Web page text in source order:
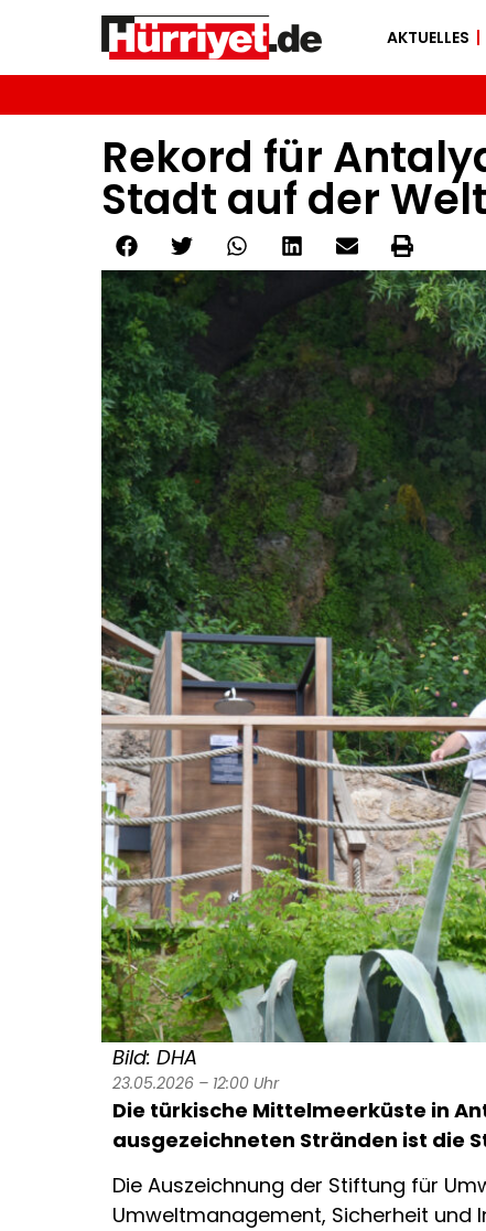
AKTUELLES
Rekord für
Stadt auf der Welt
Bild: DHA
23.05.2026 – 12:00 Uhr
Die türkische Mittelmeerküste in
ausgezeichneten Stränden ist die
Die Auszeichnung der Stiftung für
Umweltmanagement, Sicherheit und